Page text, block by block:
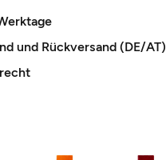
und Rückversand (DE/AT)